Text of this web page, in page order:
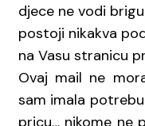
djece ne vodi
postoji nikakva
na Vasu stranicu
Ovaj mail ne
sam imala
pricu… nikome ne